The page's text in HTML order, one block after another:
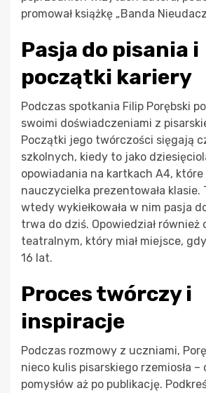
promował książkę „Banda
Pasja do pisania i
początki kariery
Podczas spotkania Filip Porębski
swoimi doświadczeniami z
Początki jego twórczości sięgają
szkolnych, kiedy to jako
opowiadania na kartkach A4,
nauczycielka prezentowała klasie.
wtedy wykiełkowała w nim pasja
trwa do dziś. Opowiedział również
teatralnym, który miał miejsce,
16 lat.
Proces twórczy i
inspiracje
Podczas rozmowy z uczniami,
nieco kulis pisarskiego rzemiosła
pomysłów aż po publikację.